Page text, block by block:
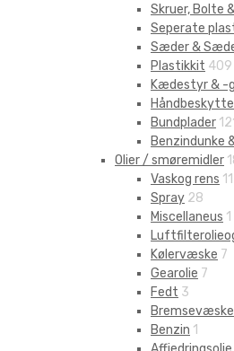
Skruer, Bolte
Seperate
Sæder &
Plastikkit 409
Kædestyr & -
Bundplader
Benzindunke
Olier / smøremidler
Vaskog rens 11
Spray 28
Miscellaneus 1
Kølervæske 7
Gearolie 7
Fedt 3
Bremsevæske
Benzin 1